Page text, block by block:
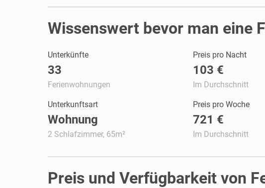
Wissenswert bevor man eine
Unterkünfte
33
Ferienwohnungen
Preis pro Nacht
103 €
Im Durchschnitt
Unterkunftsart
Wohnung
2 Schlafzimmer, 65m²
Preis pro Woche
721 €
Im Durchschnitt
Preis und Verfügbarkeit von